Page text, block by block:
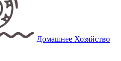
Домашнее Хозяйство